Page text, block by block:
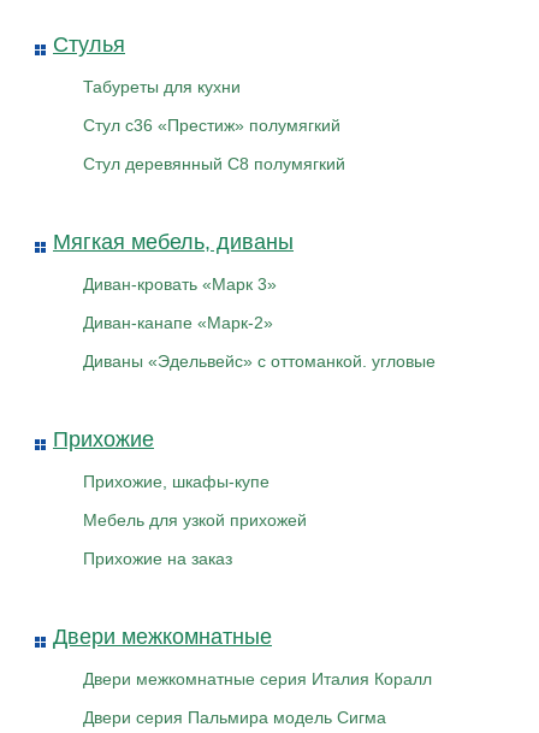
Стулья
Табуреты для кухни
Стул с36 «Престиж» полумягкий
Стул деревянный С8 полумягкий
Мягкая мебель, диваны
Диван-кровать «Марк 3»
Диван-канапе «Марк-2»
Диваны «Эдельвейс» с оттоманкой. угловые
Прихожие
Прихожие, шкафы-купе
Мебель для узкой прихожей
Прихожие на заказ
Двери межкомнатные
Двери межкомнатные серия Италия Коралл
Двери серия Пальмира модель Сигма